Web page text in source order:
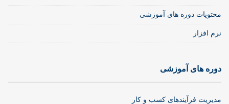
محتویات دوره های آموزشی
نرم افزار
دوره های آموزشی
مدیریت فرآیندهای کسب و کار